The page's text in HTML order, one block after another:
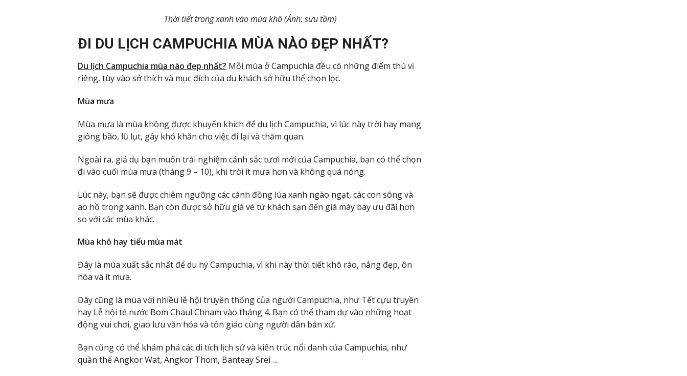
Thời tiết trong xanh vào mùa khô (Ảnh: sưu tầm)
ĐI DU LỊCH CAMPUCHIA MÙA NÀO ĐẸP NHẤT?
Du lịch Campuchia mùa nào đẹp nhất? Mỗi mùa ở Campuchia đều có những điểm thú vị
riêng, tùy vào sở thích và mục đích của du khách sở hữu thể chọn lọc.
Mùa mưa
Mùa mưa là mùa không được khuyến khích để du lịch Campuchia, vì lúc này trời hay mang
giông bão, lũ lụt, gây khó khăn cho việc đi lại và thăm quan.
Ngoài ra, giả dụ bạn muốn trải nghiệm cảnh sắc tươi mới của Campuchia, bạn có thể chọn
đi vào cuối mùa mưa (tháng 9 – 10), khi trời ít mưa hơn và không quá nóng.
Lúc này, bạn sẽ được chiêm ngưỡng các cánh đồng lúa xanh ngào ngạt, các con sông và
ao hồ trong xanh. Bạn còn được sở hữu giá vé từ khách sạn đến giá máy bay ưu đãi hơn
so với các mùa khác.
Mùa khô hay tiểu mùa mát
Đây là mùa xuất sắc nhất để du hý Campuchia, vì khi này thời tiết khô ráo, nắng đẹp, ôn
hòa và ít mưa.
Đây cũng là mùa với nhiều lễ hội truyền thống của người Campuchia, như Tết cựu truyền
hay Lễ hội té nước Bom Chaul Chnam vào tháng 4. Bạn có thể tham dự vào những hoạt
động vui chơi, giao lưu văn hóa và tôn giáo cùng người dân bản xứ.
Bạn cũng có thể khám phá các di tích lịch sử và kiến trúc nổi danh của Campuchia, như
quần thể Angkor Wat, Angkor Thom, Banteay Srei….